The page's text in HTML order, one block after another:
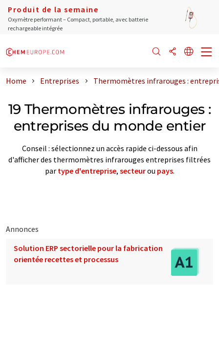
Produit de la semaine
Oxymètre performant – Compact, portable, avec batterie
rechargeable intégrée
Home Entreprises Thermomètres infrarouges :
19 Thermomètres infrarouges :
entreprises du monde entier
Conseil : sélectionnez un accès rapide ci-dessous afin
d'afficher des thermomètres infrarouges entreprises filtrées
par type d'entreprise, secteurou pays.
Annonces
Solution ERP sectorielle pour la fabrication
orientée recettes et processus